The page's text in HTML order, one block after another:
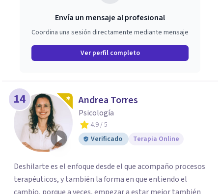
Envía un mensaje al profesional
Coordina una sesión directamente mediante mensaje
Ver perfil completo
14 Andrea Torres
Psicología
4.9/ 5
Verificado
Terapia Online
Deshilarte es el enfoque desde el que acompaño procesos
terapéuticos, y también la forma en que entiendo el